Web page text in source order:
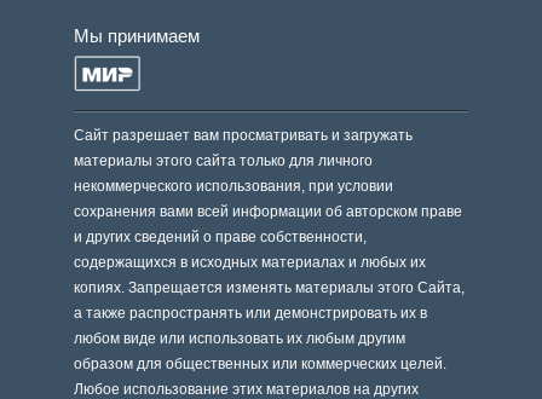
Мы принимаем
Сайт разрешает вам просматривать и загружать
материалы этого сайта только для личного
некоммерческого использования, при условии
сохранения вами всей информации об авторском праве
и других сведений о праве собственности,
содержащихся в исходных материалах и любых их
копиях. Запрещается изменять материалы этого Сайта,
а также распространять или демонстрировать их в
любом виде или использовать их любым другим
образом для общественных или коммерческих целей.
Любое использование этих материалов на других